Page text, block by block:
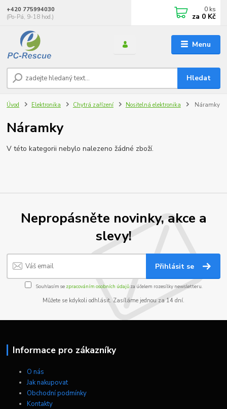
Menu
Hledat
+420 775994030
(Po-Pá, 9-18 hod.)
0 ks
za 0 Kč
Úvod Elektronika Chytrá zařízení Nositelná elektronika Náramky
Náramky
V této kategorii nebylo nalezeno žádné zboží.
Nepropásněte novinky, akce a
slevy!
Přihlásit se
Souhlasím se zpracováním osobních údajůza účelem rozesílky newsletteru.
Můžete se kdykoli odhlásit. Zasíláme jednou za 14 dní.
Informace pro zákazníky
O nás
Jak nakupovat
Obchodní podmínky
Kontakty